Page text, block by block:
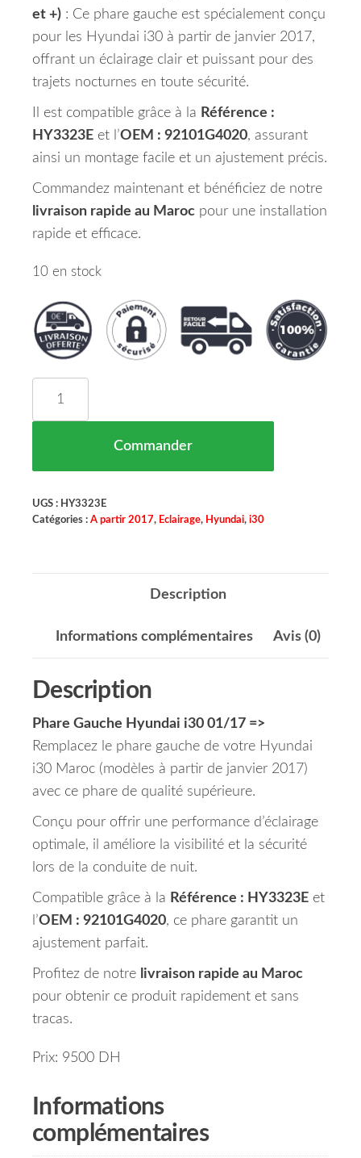
et +) : Ce phare gauche est spécialement conçu
pour les Hyundai i30 à partir de janvier 2017,
offrant un éclairage clair et puissant pour des
trajets nocturnes en toute sécurité.
Il est compatible grâce à la Référence :
HY3323E et l’OEM : 92101G4020, assurant
ainsi un montage facile et un ajustement précis.
Commandez maintenant et bénéficiez de notre
livraison rapide au Maroc pour une installation
rapide et efficace.
10 en stock
Commander
UGS : HY3323E
Catégories : A partir 2017, Eclairage, Hyundai, i30
Description
Informations complémentaires Avis (0)
Description
Phare Gauche Hyundai i30 01/17 =>
Remplacez le phare gauche de votre Hyundai
i30 Maroc (modèles à partir de janvier 2017)
avec ce phare de qualité supérieure.
Conçu pour offrir une performance d’éclairage
optimale, il améliore la visibilité et la sécurité
lors de la conduite de nuit.
Compatible grâce à la Référence : HY3323E et
l’OEM : 92101G4020, ce phare garantit un
ajustement parfait.
Profitez de notre livraison rapide au Maroc
pour obtenir ce produit rapidement et sans
tracas.
Prix: 9500 DH
Informations
complémentaires